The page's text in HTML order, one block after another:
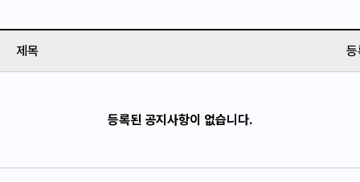
제목
등록된 공지사항이 없습니다.